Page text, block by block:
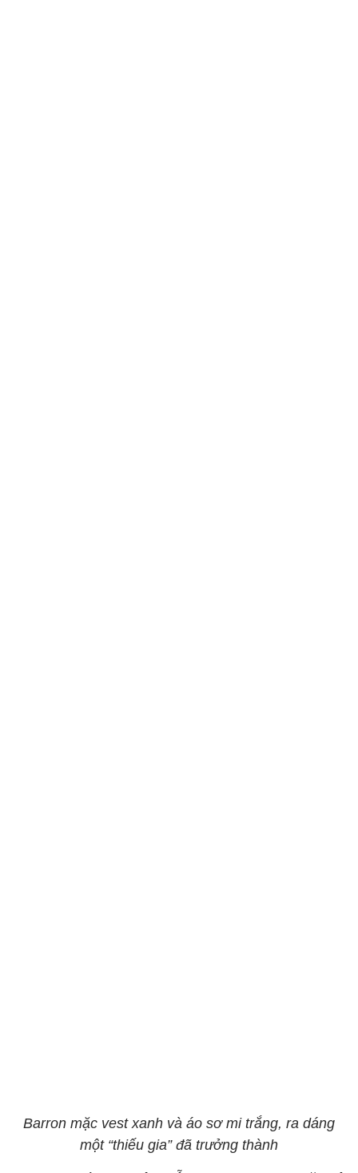
Barron mặc vest xanh và áo sơ mi trắng, ra dáng
một “thiếu gia” đã trưởng thành